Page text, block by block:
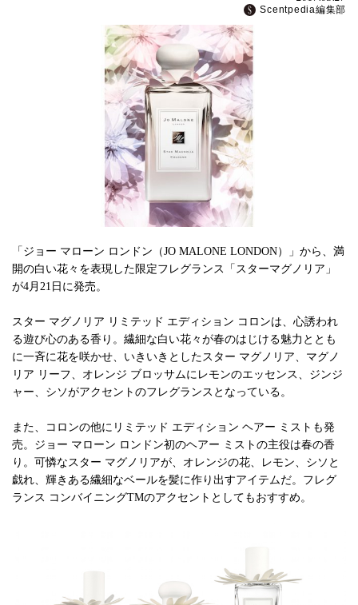
Scentpedia編集部
「ジョー マローン ロンドン（JO MALONE LONDON）」から、満
開の白い花々を表現した限定フレグランス「スターマグノリア」
が4月21日に発売。
スター マグノリア リミテッド エディション コロンは、心誘われ
る遊び心のある香り。繊細な白い花々が春のはじける魅力ととも
に一斉に花を咲かせ、いきいきとしたスター マグノリア、マグノ
リア リーフ、オレンジ ブロッサムにレモンのエッセンス、ジンジ
ャー、シソがアクセントのフレグランスとなっている。
また、コロンの他にリミテッド エディション ヘアー ミストも発
売。ジョー マローン ロンドン初のヘアー ミストの主役は春の香
り。可憐なスター マグノリアが、オレンジの花、レモン、シソと
戯れ、輝きある繊細なベールを髪に作り出すアイテムだ。フレグ
ランス コンバイニングTMのアクセントとしてもおすすめ。